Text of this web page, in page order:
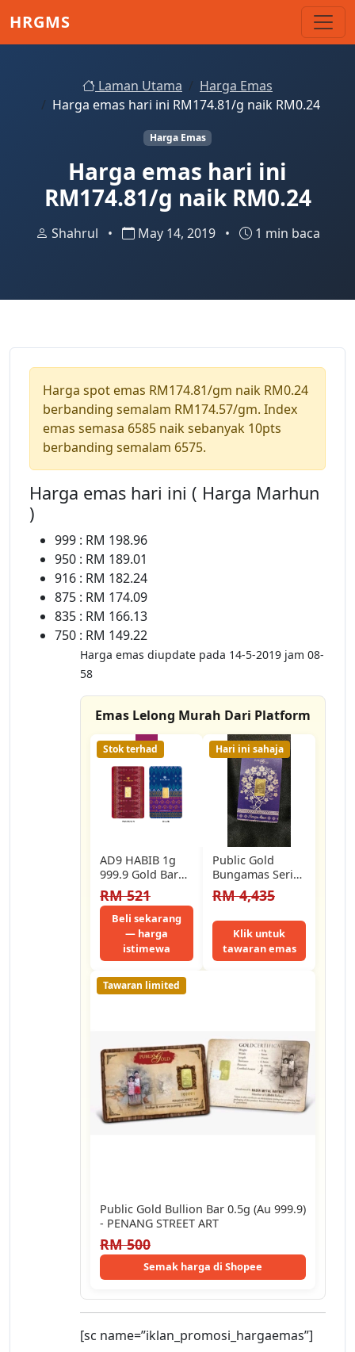
HRGMS
Laman Utama
Harga Emas
Harga emas hari ini RM174.81/g naik RM0.24
Harga Emas
Harga emas hari ini
RM174.81/g naik RM0.24
Shahrul • May 14, 2019 • 1 min baca
Harga spot emas RM174.81/gm naik RM0.24
berbanding semalam RM174.57/gm. Index
emas semasa 6585 naik sebanyak 10pts
berbanding semalam 6575.
Harga emas hari ini ( Harga Marhun
)
999 : RM 198.96
950 : RM 189.01
916 : RM 182.24
875 : RM 174.09
835 : RM 166.13
750 : RM 149.22
Harga emas diupdate pada 14-5-2019 jam 08-
58
Emas Lelong Murah Dari Platform
Stok terhad
AD9 HABIB 1g
999.9 Gold Bar
(Songket) -
Manufactured By
LBMA Goods…
RM 521
Beli sekarang
— harga
istimewa
Hari ini sahaja
Public Gold
Bungamas Series
Bar 5g (AU 999.9)
24K
RM 4,435
Klik untuk
tawaran emas
Tawaran limited
Public Gold Bullion Bar 0.5g (Au 999.9)
- PENANG STREET ART
RM 500
Semak harga di Shopee
[sc name=”iklan_promosi_hargaemas”]